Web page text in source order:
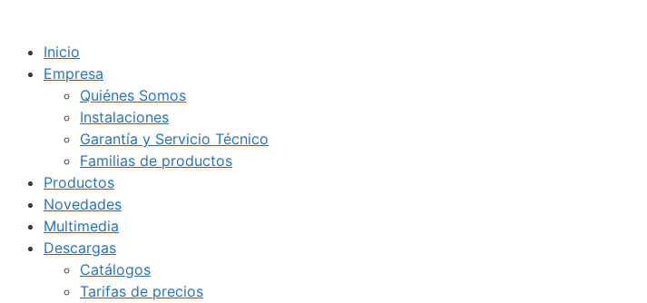
Inicio
Empresa
Quiénes Somos
Instalaciones
Garantía y Servicio Técnico
Familias de productos
Productos
Novedades
Multimedia
Descargas
Catálogos
Tarifas de precios